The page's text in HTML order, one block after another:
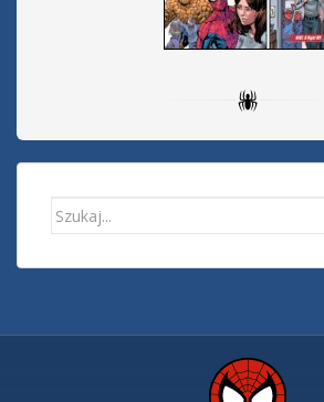
Search